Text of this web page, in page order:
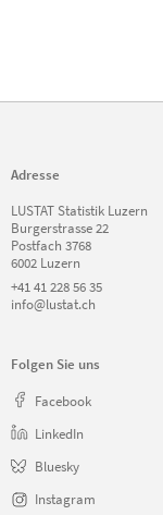
Adresse
LUSTAT Statistik Luzern
Burgerstrasse 22
Postfach 3768
6002 Luzern
+41 41 228 56 35
info@lustat.ch
Folgen Sie uns
Facebook
LinkedIn
Bluesky
Instagram